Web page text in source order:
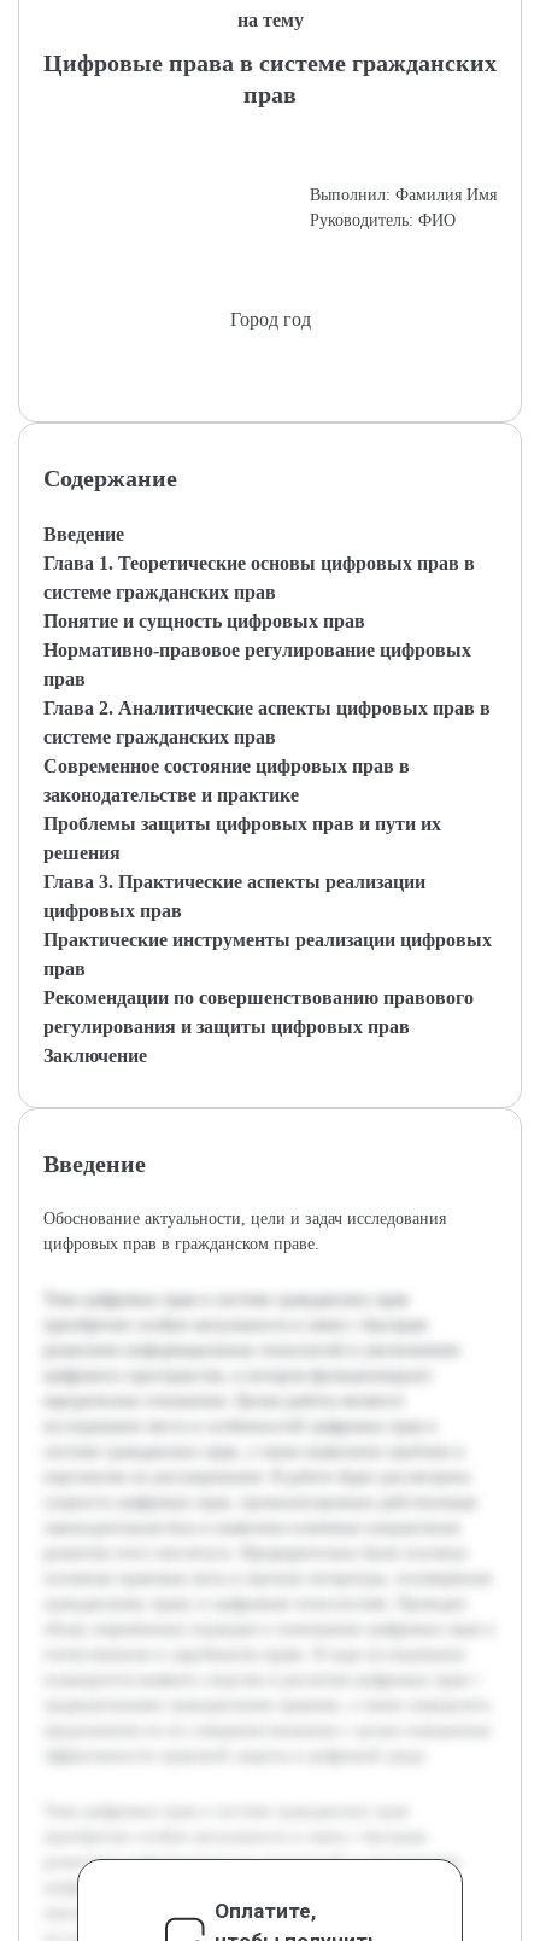
на тему
Цифровые права в системе гражданских
прав
Выполнил: Фамилия Имя
Руководитель: ФИО
Город год
Содержание
Введение
Глава 1. Теоретические основы цифровых прав в
системе гражданских прав
Понятие и сущность цифровых прав
Нормативно-правовое регулирование цифровых
прав
Глава 2. Аналитические аспекты цифровых прав в
системе гражданских прав
Современное состояние цифровых прав в
законодательстве и практике
Проблемы защиты цифровых прав и пути их
решения
Глава 3. Практические аспекты реализации
цифровых прав
Практические инструменты реализации цифровых
прав
Рекомендации по совершенствованию правового
регулирования и защиты цифровых прав
Заключение
Введение
Обоснование актуальности, цели и задач исследования
цифровых прав в гражданском праве.
развитием информационных технологий и увеличением
цифрового пространства, в котором функционируют
юридические отношения. Целью работы является
Оплатите,